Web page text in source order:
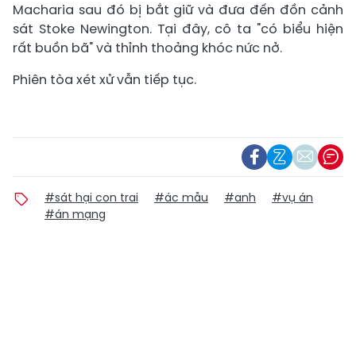
Macharia sau đó bị bắt giữ và đưa đến đồn cảnh
sát Stoke Newington. Tại đây, cô ta "có biểu hiện
rất buồn bã" và thỉnh thoảng khóc nức nở.
Phiên tòa xét xử vẫn tiếp tục.
#sát hại con trai #ác mẫu #anh
#vụ án
#án mạng